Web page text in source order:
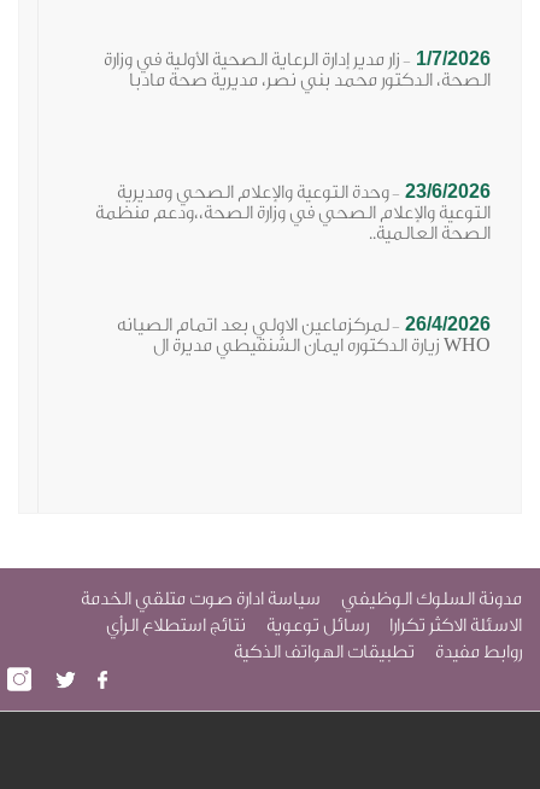
زار مدير إدارة الرعاية الصحية الأولية في وزارة
محمد بني نصر، مديرية صحة مادبا
وحدة التوعية والإعلام الصحي ومديرية
والإعلام الصحي في وزارة الصحة،،ودعم منظمة
لمركزماعين الاولي بعد اتمام الصيانه
الوظيفي
سياسة ادارة صوت متلقي الخدمة
تكرارا
رسائل توعوية
نتائج استطلاع الرأي
تطبيقات الهواتف الذكية